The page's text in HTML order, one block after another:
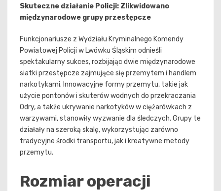
Skuteczne działanie Policji: Zlikwidowano
międzynarodowe grupy przestępcze
Funkcjonariusze z Wydziału Kryminalnego Komendy
Powiatowej Policji w Lwówku Śląskim odnieśli
spektakularny sukces, rozbijając dwie międzynarodowe
siatki przestępcze zajmujące się przemytem i handlem
narkotykami. Innowacyjne formy przemytu, takie jak
użycie pontonów i skuterów wodnych do przekraczania
Odry, a także ukrywanie narkotyków w ciężarówkach z
warzywami, stanowiły wyzwanie dla śledczych. Grupy te
działały na szeroką skalę, wykorzystując zarówno
tradycyjne środki transportu, jak i kreatywne metody
przemytu.
Rozmiar operacji